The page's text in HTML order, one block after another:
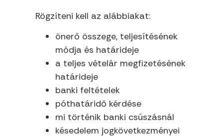
Rögzíteni kell az alábbiakat:
önerő összege, teljesítésének
módja és határideje
a teljes vételár megfizetésének
határideje
banki feltételek
póthatáridő kérdése
mi történik banki csúszásnál
késedelem jogkövetkezményei